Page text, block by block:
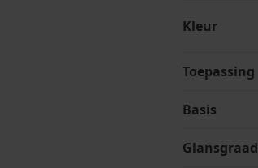
Kleur
Toepassing
Basis
Glansgraad